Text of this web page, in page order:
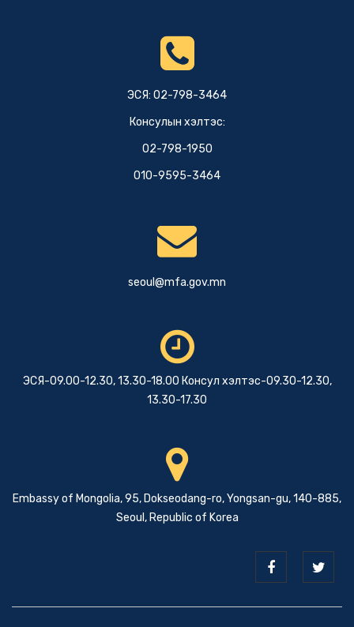
ЭСЯ: 02-798-3464
Консулын хэлтэс:
02-798-1950
010-9595-3464
seoul@mfa.gov.mn
ЭСЯ-09.00-12.30, 13.30-18.00 Консул хэлтэс-09.30-12.30,
13.30-17.30
Embassy of Mongolia, 95, Dokseodang-ro, Yongsan-gu, 140-885,
Seoul, Republic of Korea